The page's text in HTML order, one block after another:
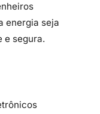
energia seja
e segura.